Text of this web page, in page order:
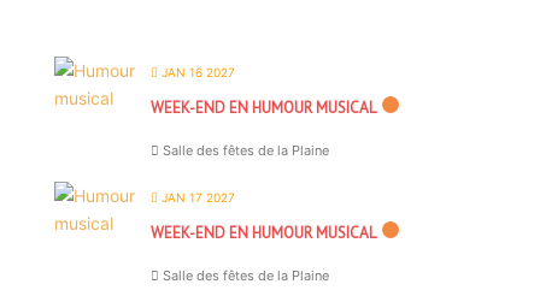
JAN 16 2027
WEEK-END EN HUMOUR MUSICAL
Salle des fêtes de la Plaine
JAN 17 2027
WEEK-END EN HUMOUR MUSICAL
Salle des fêtes de la Plaine